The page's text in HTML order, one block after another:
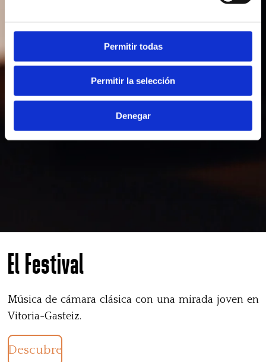
Permitir todas
Permitir la selección
Denegar
El Festival
Música de cámara clásica con una mirada joven en
Vitoria-Gasteiz.
Descubre